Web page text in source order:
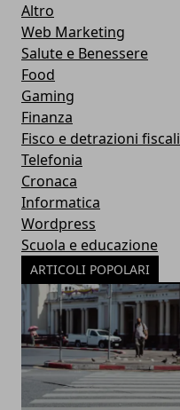
Altro
Web Marketing
Salute e Benessere
Food
Gaming
Finanza
Fisco e detrazioni fiscali
Telefonia
Cronaca
Informatica
Wordpress
Scuola e educazione
ARTICOLI POPOLARI